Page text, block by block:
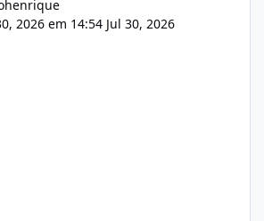
2026 em 14:54 Jul 30, 2026